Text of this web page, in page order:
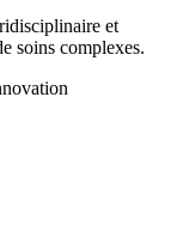
et
soins complexes.